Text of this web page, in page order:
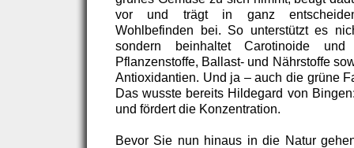
vor und trägt in ganz
Wohlbefinden bei. So unterstützt es
sondern beinhaltet Carotinoide und
Pflanzenstoffe, Ballast- und Nährstoffe
Antioxidantien. Und ja – auch die grüne
Das wusste bereits Hildegard von
und fördert die Konzentration.
Bevor Sie nun hinaus in die Natur